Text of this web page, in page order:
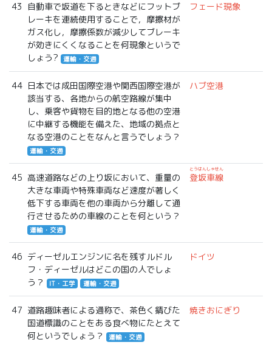
43 自動車で坂道を下るときなどにフットブ
レーキを連続使用することで，摩擦材が
ガス化し，摩擦係数が減少してブレーキ
が効きにくくなることを何現象というで
しょう?
運輸・交通
フェード現象
44 日本では成田国際空港や関西国際空港が
該当する、各地からの航空路線が集中
し、乗客や貨物を目的地となる他の空港
に中継する機能を備えた、地域の拠点と
なる空港のことをなんと言うでしょう？
運輸・交通
ハブ空港
45 高速道路などの上り坂において、重量の
大きな車両や特殊車両など速度が著しく
低下する車両を他の車両から分離して通
行させるための車線のことを何という？
運輸・交通
登坂車線
とうはんしゃせん
46 ディーゼルエンジンに名を残すルドル
フ・ディーゼルはどこの国の人でしょ
う？
IT・工学 運輸・交通
ドイツ
47 道路趣味者による通称で、茶色く錆びた
国道標識のことをある食べ物にたとえて
何というでしょう？
運輸・交通
焼きおにぎり